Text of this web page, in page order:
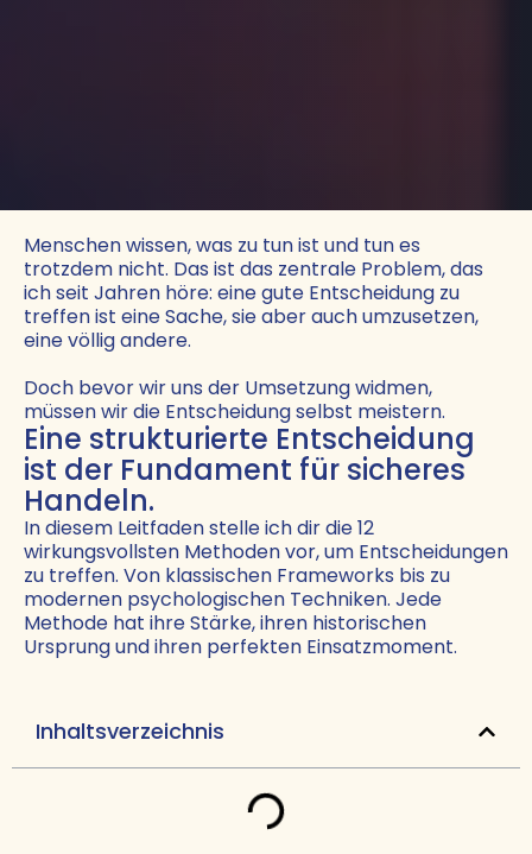
Menschen wissen, was zu tun ist und tun es
trotzdem nicht. Das ist das zentrale Problem, das
ich seit Jahren höre: eine gute Entscheidung zu
treffen ist eine Sache, sie aber auch umzusetzen,
eine völlig andere.
Doch bevor wir uns der Umsetzung widmen,
müssen wir die Entscheidung selbst meistern.
Eine strukturierte Entscheidung
ist der Fundament für sicheres
Handeln.
In diesem Leitfaden stelle ich dir die 12
wirkungsvollsten Methoden vor, um Entscheidungen
zu treffen. Von klassischen Frameworks bis zu
modernen psychologischen Techniken. Jede
Methode hat ihre Stärke, ihren historischen
Ursprung und ihren perfekten Einsatzmoment.
Inhaltsverzeichnis